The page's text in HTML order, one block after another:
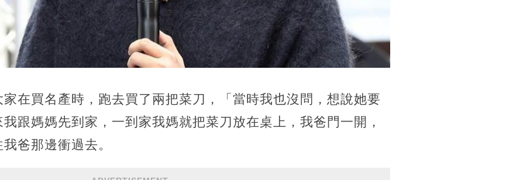
在買名產時，跑去買了兩把菜刀，「當時我也沒問，想說她要
跟媽媽先到家，一到家我媽就把菜刀放在桌上，我爸門一開，
爸那邊衝過去。